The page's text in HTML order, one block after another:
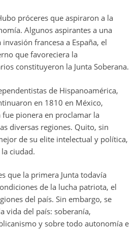
próceres que aspiraron a la
Algunos aspirantes a una
francesa a España, el
que favoreciera la
constituyeron la Junta Soberana.
de Hispanoamérica,
en 1810 en México,
fue pionera en proclamar la
diversas regiones. Quito, sin
de su elite intelectual y política,
ciudad.
que la primera Junta todavía
de la lucha patriota, el
del país. Sin embargo, se
vida del país: soberanía,
y sobre todo autonomía e